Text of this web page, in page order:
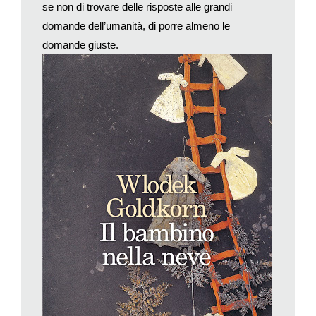
contraddizione: non posso ricordare sempre, se lo facessi
finirei per diventare rancoroso e incapace di sognare. Ma il
sogno comporta l’oblìo.
Durante un viaggio in Polonia racconta di essere finito in
una manifestazione nazionalista. Come vive il rafforzarsi
di queste ideologie?
È un fenomeno in crescita, forse in Polonia più che altrove.
Credo che il risorgere dei fascismi o dei nazionalismi radicali si
debba combattere soprattutto con mezzi politici, cioè
contrastando la narrazione del futuro di queste persone con un
altro tipo di narrazione.
E se lo Stato non attua questo contrasto?
Allora significa che noi democratici non siamo stati abbastanza
bravi. È molto importante raccontare la Shoah, poiché può
servire per insegnare il linguaggio della rivolta contro
l’esistente, della non accettazione, del restare critici e dalla
parte degli oppressi, sempre.
Lei infatti parla della «dignità della disfatta».
se non di trovare delle risposte alle grandi
domande dell’umanità, di porre almeno le
domande giuste.